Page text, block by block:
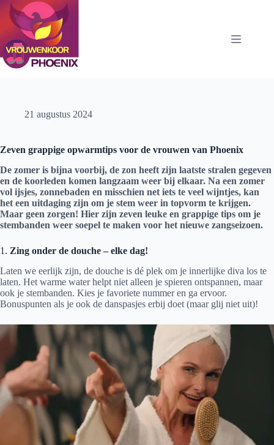
Ga
naar
inhoud
21 augustus 2024
Zeven grappige opwarmtips voor de vrouwen van Phoenix
De zomer is bijna voorbij, de zon heeft zijn laatste stralen gegeven
en de koorleden komen langzaam weer bij elkaar. Na een zomer
vol ijsjes, zonnebaden en misschien net iets te veel wijntjes, kan
het een uitdaging zijn om je stem weer in topvorm te krijgen.
Maar geen zorgen! Hier zijn zeven leuke en grappige tips om je
stembanden weer soepel te maken voor het nieuwe zangseizoen.
1. Zing onder de douche – elke dag!
Laten we eerlijk zijn, de douche is dé plek om je innerlijke diva los te
laten. Het warme water helpt niet alleen je spieren ontspannen, maar
ook je stembanden. Kies je favoriete nummer en ga ervoor.
Bonuspunten als je ook de danspasjes erbij doet (maar glij niet uit)!